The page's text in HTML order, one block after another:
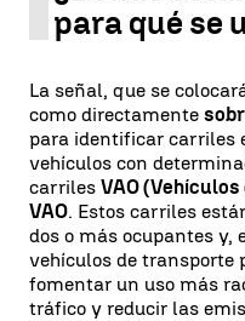
para qué se
La señal, que se
como directamente
para identificar carriles
vehículos con
carriles VAO
VAO. Estos carriles
dos o más ocupantes y,
vehículos de transporte
fomentar un uso más
tráfico y reducir las